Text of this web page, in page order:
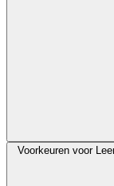
Voorkeuren voor